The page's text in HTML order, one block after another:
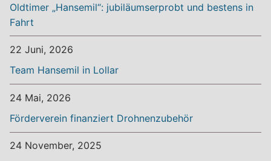
Oldtimer „Hansemil“: jubiläumserprobt und bestens in
Fahrt
22 Juni, 2026
Team Hansemil in Lollar
24 Mai, 2026
Förderverein finanziert Drohnenzubehör
24 November, 2025